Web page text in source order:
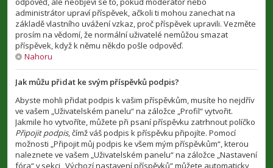
administrátor upraví příspěvek, ačkoli ti mohou zanechat na
základě vlastního uvážení vzkaz, proč příspěvek upravili. Vezměte
prosím na vědomí, že normální uživatelé nemůžou smazat
příspěvek, když k němu někdo pošle odpověď.
Nahoru
Jak můžu přidat ke svým příspěvků podpis?
Abyste mohli přidat podpis k vašim příspěvkům, musíte ho nejdřív
ve vašem „Uživatelském panelu“ na záložce „Profil“ vytvořit.
Jakmile ho vytvoříte, můžete při psaní příspěvku zatrhnout políčko
Připojit podpis, čímž váš podpis k příspěvku připojíte. Pomocí
možnosti „Připojit můj podpis ke všem mým příspěvkům“, kterou
naleznete ve vašem „Uživatelském panelu“ na záložce „Nastavení
fóra“ v sekci „Výchozí nastavení příspěvků“ můžete automaticky